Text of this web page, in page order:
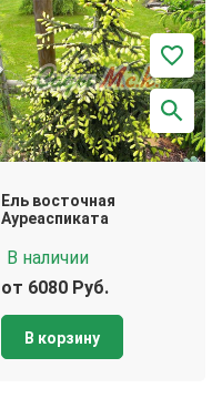
Ель восточная
Ауреаспиката
В наличии
от 6080 Руб.
В корзину